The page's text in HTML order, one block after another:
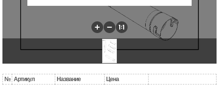
№ Артикул Название Цена